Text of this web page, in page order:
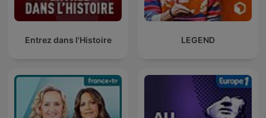
Entrez dans l'Histoire LEGEND